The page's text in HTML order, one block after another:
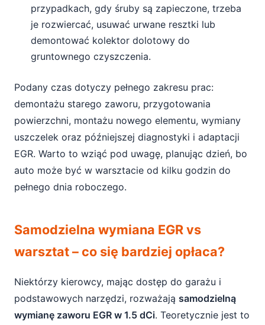
przypadkach, gdy śruby są zapieczone, trzeba
je rozwiercać, usuwać urwane resztki lub
demontować kolektor dolotowy do
gruntownego czyszczenia.
Podany czas dotyczy pełnego zakresu prac:
demontażu starego zaworu, przygotowania
powierzchni, montażu nowego elementu, wymiany
uszczelek oraz późniejszej diagnostyki i adaptacji
EGR. Warto to wziąć pod uwagę, planując dzień, bo
auto może być w warsztacie od kilku godzin do
pełnego dnia roboczego.
Samodzielna wymiana EGR vs
warsztat – co się bardziej opłaca?
Niektórzy kierowcy, mając dostęp do garażu i
podstawowych narzędzi, rozważają samodzielną
wymianę zaworu EGR w 1.5 dCi. Teoretycznie jest to